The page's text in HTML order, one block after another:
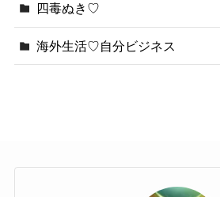
四毒ぬき♡
海外生活♡自分ビジネス